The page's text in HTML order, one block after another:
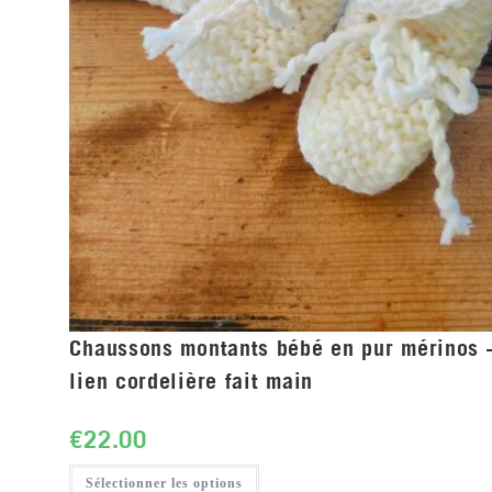
Chaussons montants bébé en pur mérinos
lien cordelière fait main
€22.00
Sélectionner les options